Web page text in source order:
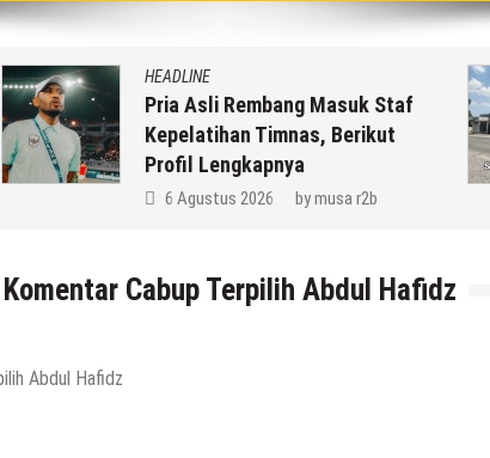
HEADLINE
Pria Asli Rembang Masuk Staf
Kepelatihan Timnas, Berikut
Profil Lengkapnya
6 Agustus 2026 bymusa r2b
Cabup Terpilih Abdul Hafidz